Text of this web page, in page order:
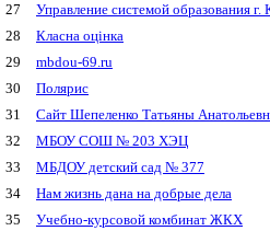
27
Управление системой образования г.
28
Класна оцінка
29
mbdou-69.ru
30
Полярис
31
Сайт Шепеленко Татьяны
32
МБОУ СОШ № 203 ХЭЦ
33
МБДОУ детский сад № 377
34
Нам жизнь дана на добрые дела
35
Учебно-курсовой комбинат ЖКХ